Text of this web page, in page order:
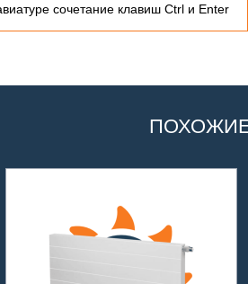
сочетание клавиш Ctrl и Enter